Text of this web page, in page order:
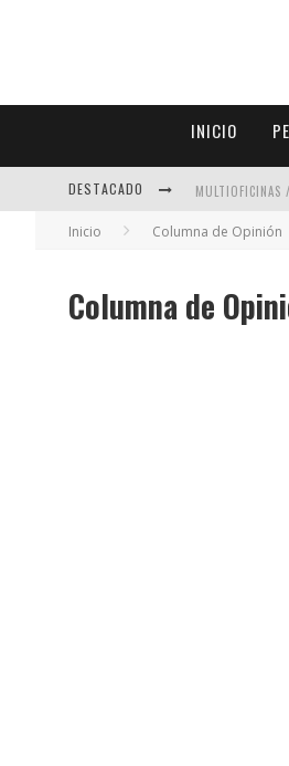
INICIO
DESTACADO
ABAD
ADRIANA
Inicio Columna de Opinión
Columna de